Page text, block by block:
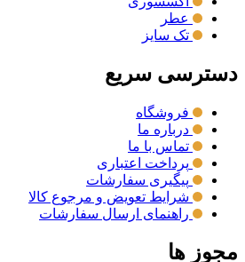
عطر
تک سایز
دسترسی سریع
فروشگاه
درباره ما
تماس با ما
پرداخت اعتباری
پیگیری سفارشات
شرایط تعویض و مرجوع کالا
راهنمای ارسال سفارشات
مجوز ها